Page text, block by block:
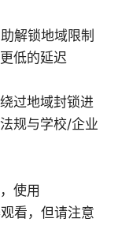
解锁地域限制
低的延迟
过地域封锁进
规与学校/企业
使用
看，但请注意